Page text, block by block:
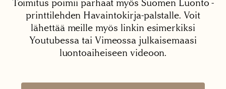
Toimitus poimii parhaat myös Suomen Luonto -
printtilehden Havaintokirja-palstalle. Voit
lähettää meille myös linkin esimerkiksi
Youtubessa tai Vimeossa julkaisemaasi
luontoaiheiseen videoon.